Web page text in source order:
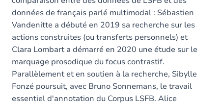
données de français parlé multimodal : Sébastien
Vandenitte a débuté en 2019 sa recherche sur les
actions construites (ou transferts personnels) et
Clara Lombart a démarré en 2020 une étude sur le
marquage prosodique du focus contrastif.
Parallèlement et en soutien à la recherche, Sibylle
Fonzé poursuit, avec Bruno Sonnemans, le travail
essentiel d'annotation du Corpus LSFB. Alice